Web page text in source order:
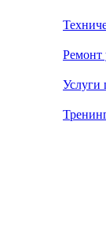
Ремонт
Услуги